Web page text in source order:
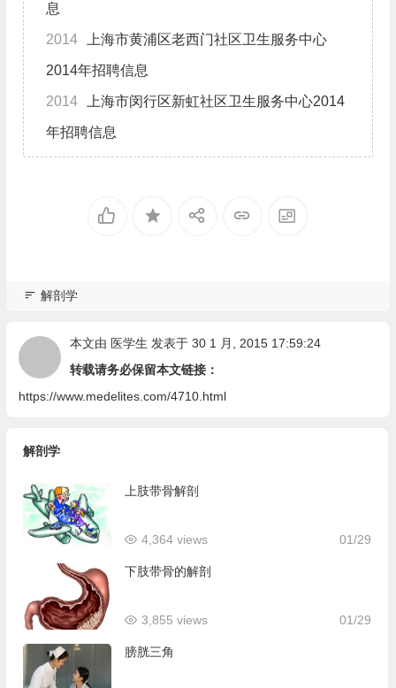
息
2014 上海市黄浦区老西门社区卫生服务中心
2014年招聘信息
2014 上海市闵行区新虹社区卫生服务中心2014
年招聘信息
解剖学
本文由 医学生 发表于 30 1 月, 2015 17:59:24
转载请务必保留本文链接：
https://www.medelites.com/4710.html
解剖学
上肢带骨解剖
01/29
4,364 views
下肢带骨的解剖
01/29
3,855 views
膀胱三角